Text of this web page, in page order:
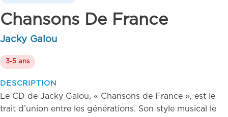
Chansons De France
Jacky Galou
3-5 ans
DESCRIPTION
Le CD de Jacky Galou, « Chansons de France », est le
trait d’union entre les générations. Son style musical le